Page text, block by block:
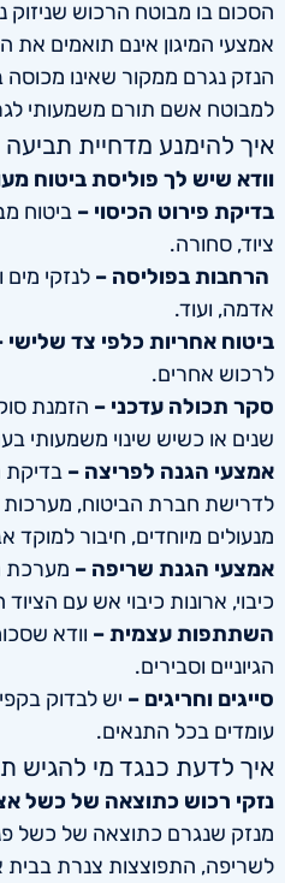
הסכום בו מבוטח הרכוש שניזוק
אמצעי המיגון אינם תואמים את
הנזק נגרם ממקור שאינו מכוסה
למבוטח אשם תורם משמעותי
איך להימנע מדחיית תביעה
וודא שיש לך פוליסת ביטוח
בדיקת פירוט הכיסוי – ביטוח
ציוד, סחורה.
הרחבות בפוליסה – לנזקי מים
אדמה, ועוד.
ביטוח אחריות כלפי צד שלישי
לרכוש אחרים.
סקר תכולה עדכני – הזמנת
שנים או כשיש שינוי משמעותי
אמצעי הגנה לפריצה –
לדרישת חברת הביטוח, מערכות
מנעולים מיוחדים, חיבור למוקד
אמצעי הגנת שריפה – מערכת
כיבוי, ארונות כיבוי אש עם
השתתפות עצמית– וודא
הגיוניים וסבירים.
סייגים וחריגים – יש לבדוק
עומדים בכל התנאים.
איך לדעת כנגד מי להגיש
נזקי רכוש כתוצאה של כשל
מנזק שנגרם כתוצאה של כשל
לשריפה, התפוצצות צנרת